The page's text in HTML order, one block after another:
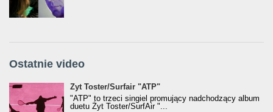
Ostatnie video
Żyt Toster/SurfAir - ATP VIDEO
Żyt Toster/Surfair "ATP"
"ATP" to trzeci singiel promujący nadchodzący album
duetu Żyt Toster/SurfAir "...